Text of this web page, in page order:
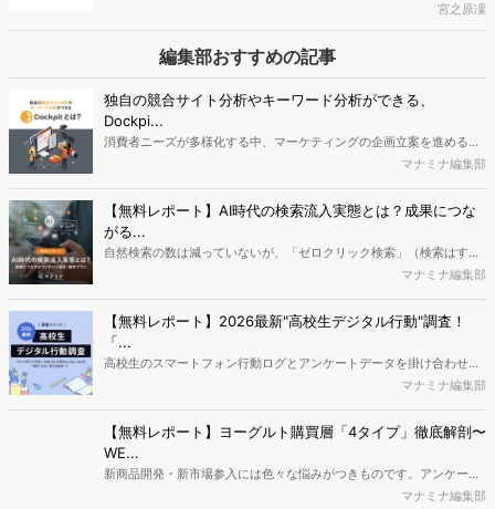
中古買取の検討者（売り手）はどんな人？ 検索ワードは
リユース市場は拡大を続けており、不要になったモノの売却は身近な
どのような人なのでしょうか。今回は「買取」検索者の検索キーワー
ドや属性、興味関心を分析し、買取サービスを利用する消費者像を探
りました。
なぜ「コンビニ増量キャンペーン」は全世代に支持される
近年、コンビニ各社では価格据え置きで内容量を増やす「増量キャン
ペーン」が相次いで実施されています。物価高が続く中、分かりやす
いお得感を訴求できる施策として、消費者からの関心も高まっている
ようです。一方で、増量キャンペーンは単なる節約ニーズだけでな
く、新商品や話題性への関心とも結びついている可能性があります。
組みと関心者の特徴を分析し、増量キャンペーンが支持される背景を
探ります。
宮之原凜
編集部おすすめの記事
独自の競合サイト分析やキーワード分析ができる、
Dockpi...
消費者ニーズが多様化する中、マーケティングの企画立案を進める上
で、競合分析や消費者分析の重要性がより高まっています。Web行動
ログ分析ツール「Dockpit（ドックピット）」では、消費者Web行動
データを活用し、Web上の消費者行動を起点とした競合サイト分析や
消費者分析が可能です。今回はDockpitならではの利便性の高い機能
や活用方法を解説します。
マナミナ編集部
【無料レポート】AI時代の検索流入実態とは？成果につな
がる...
自然検索の数は減っていないが、「ゼロクリック検索」（検索はする
がページには流入しない）の割合が増加しているのが、AI時代の検索
流入の現状と言われています。では、その要因はどのようなことなの
マナミナ編集部